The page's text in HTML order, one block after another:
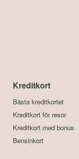
Kreditkort
Bästa kreditkortet
Kreditkort för resor
Kreditkort med bonus
Bensinkort